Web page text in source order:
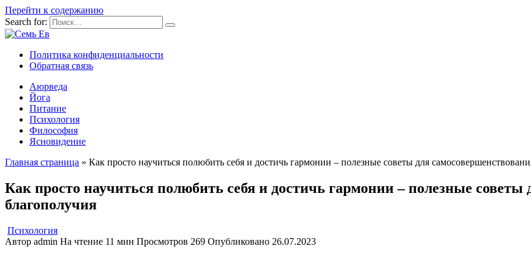
Перейти к содержанию
Search for:
Политика конфиденциальности
Обратная связь
Аюрведа
Йога
Питание
Психология
Философия
Ясновидение
Главная страница » Как просто научиться полюбить себя и достичь гармонии – полезные советы для
Как просто научиться полюбить себя и достичь гармонии – полезные
благополучия
Психология
Автор admin На чтение 11 мин Просмотров 269 Опубликовано 26.07.2023